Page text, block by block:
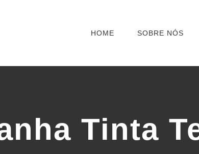
HOME SOBRE NÓS
Tinta